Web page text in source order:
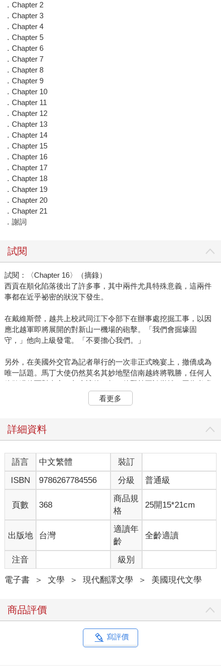
．Chapter 2
．Chapter 3
．Chapter 4
．Chapter 5
．Chapter 6
．Chapter 7
．Chapter 8
．Chapter 9
．Chapter 10
．Chapter 11
．Chapter 12
．Chapter 13
．Chapter 14
．Chapter 15
．Chapter 16
．Chapter 17
．Chapter 18
．Chapter 19
．Chapter 20
．Chapter 21
．謝詞
試閱
試閱：〈Chapter 16〉（摘錄）
西貢在順化陷落後出了許多事，其中兩件尤具特殊意義，這兩件
事都在近乎祕密的狀況下發生。
在戴維斯營，越共上校武同江下令部下在辦事處挖掘工事，以因
應北越軍即將展開的對新山一機場的砲擊。「我們會掘壕固
守，」他向上級發電。「不要擔心我們。」
另外，在美國外交官為記者舉行的一次非正式晚宴上，撤僑成為
唯一話題。馬丁大使仍然莫名其妙地堅信南越終將戰勝，任何人
膽敢哄他面對事實，都會讓他狂怒。他堅持不談撤離，因為考慮
撤離只會重創西貢士氣，助長共產黨威風，以自我實現的預言形
式禍延子孫，寫入歷史。就這樣，記者在晚宴中獲悉，大使的部
時間、與會面地點告知記者。
「我們會盡可能安排，」那外交官說。
「他們的眷屬呢？」孟戴爾問。
「只有直系親屬，不包括旁系親屬。」
順化事件過後，潘恩不時失去味覺。他感到自己身體沉重異常，
四肢好像都無法動轉，只想整天躲在冷氣房裡睡覺。但他強迫自
己不斷地寫，每天寫兩篇，有時寫三篇，趕在比西貢時間晚十二
小時的波士頓截稿時間前交稿。
作，因為這是他展現愛國的方式。他與潘恩在街上四處探訪，聽
撤退中的士兵傾訴，試圖拼湊出現在鄉間的那些征服與絕望的拼
看更多
詳細資料
語言 中文繁體
裝訂
ISBN
9786267784556 分級 普通級
頁數 368
商品規
格
25開15*21cm
出版地 台灣
適讀年
齡
全齡適讀
注音 級別
電子書 ＞ 文學 ＞ 現代翻譯文學 ＞ 美國現代文學
商品評價
寫評價